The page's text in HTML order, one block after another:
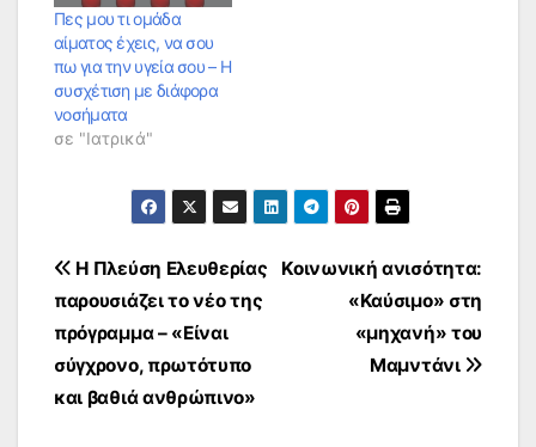
Πες μου τι ομάδα
αίματος έχεις, να σου
πω για την υγεία σου – Η
συσχέτιση με διάφορα
νοσήματα
σε "Ιατρικά"
Πλοήγηση
άρθρων
Κοινωνική ανισότητα:
«Καύσιμο» στη
«μηχανή» του
Μαμντάνι
Η Πλεύση Ελευθερίας
παρουσιάζει το νέο της
πρόγραμμα – «Είναι
σύγχρονο, πρωτότυπο
και βαθιά ανθρώπινο»